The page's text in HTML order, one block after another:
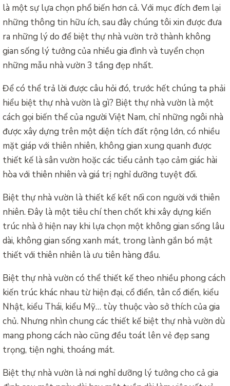
là một sự lựa chọn phổ biến hơn cả. Với mục đích đem lại
những thông tin hữu ích, sau đây chúng tôi xin được đưa
ra những lý do để biệt thự nhà vườn trở thành không
gian sống lý tưởng của nhiều gia đình và tuyển chọn
những mẫu nhà vườn 3 tầng đẹp nhất.
Để có thể trả lời được câu hỏi đó, trước hết chúng ta phải
hiểu biệt thự nhà vườn là gì? Biệt thự nhà vườn là một
cách gọi biến thể của người Việt Nam, chỉ những ngôi nhà
được xây dựng trên một diện tích đất rộng lớn, có nhiều
mặt giáp với thiên nhiên, không gian xung quanh được
thiết kế là sân vườn hoặc các tiểu cảnh tạo cảm giác hài
hòa với thiên nhiên và giá trị nghỉ dưỡng tuyệt đối.
Biệt thự nhà vườn là thiết kế kết nối con người với thiên
nhiên. Đây là một tiêu chí then chốt khi xây dựng kiến
trúc nhà ở hiện nay khi lựa chọn một không gian sống lâu
dài, không gian sống xanh mát, trong lành gắn bó mật
thiết với thiên nhiên là ưu tiên hàng đầu.
Biệt thự nhà vườn có thể thiết kế theo nhiều phong cách
kiến trúc khác nhau từ hiện đại, cổ điển, tân cổ điển, kiểu
Nhật, kiểu Thái, kiểu Mỹ… tùy thuộc vào sở thích của gia
chủ. Nhưng nhìn chung các thiết kế biệt thự nhà vườn dù
mang phong cách nào cũng đều toát lên vẻ đẹp sang
trọng, tiện nghi, thoáng mát.
Biệt thự nhà vườn là nơi nghỉ dưỡng lý tưởng cho cả gia